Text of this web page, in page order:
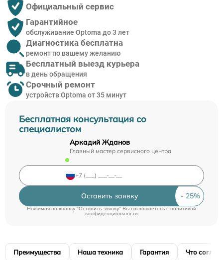
Бесплатная консультация со
специалистом
Аркадий Жданов
Главный мастер сервисного центра
Оставить заявку
Нажимая на кнопку "Оставить заявку" Вы соглашаетесь cполитикой
конфиденциальности
Официальный сервис
Гарантийное
обслуживание Optoma до 3 лет
Диагностика бесплатна
ремонт по вашему желанию
Бесплатный выезд курьера
в день обращения
Срочный ремонт
устройств Optoma от 35 минут
Преимущества Наша техника Гарантия Что